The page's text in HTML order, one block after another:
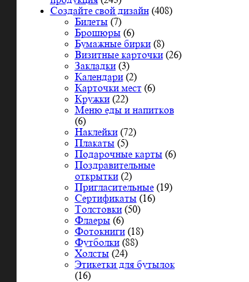
Создайте свой дизайн (408)
Билеты (7)
Брошюры (6)
Бумажные бирки (8)
Визитные карточки (26)
Закладки (3)
Календари (2)
Карточки мест (6)
Кружки (22)
Меню еды и напитков
(6)
Наклейки (72)
Плакаты (5)
Подарочные карты (6)
Поздравительные
открытки (2)
Пригласительные (19)
Сертификаты (16)
Толстовки (50)
Флаеры (6)
Фотокниги (18)
Футболки (88)
Холсты (24)
Этикетки для бутылок
(16)